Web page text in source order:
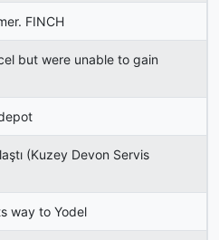
FINCH
but were unable to gain
(Kuzey Devon Servis
way to Yodel